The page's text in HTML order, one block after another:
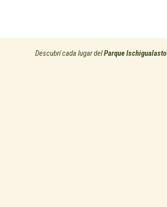
Descubrí cada lugar delParque Ischigualasto